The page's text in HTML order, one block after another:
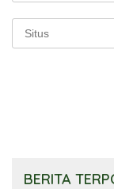
BERITA